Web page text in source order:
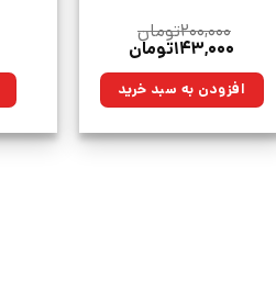
۲۰۰,۰۰۰تومان
قیمت
۲۰۰,۰۰۰تومان
بود.
۱۴۳,۰۰۰تومانقیمت
۱۴۳,۰۰۰تومان.افزودن به سبد خرید